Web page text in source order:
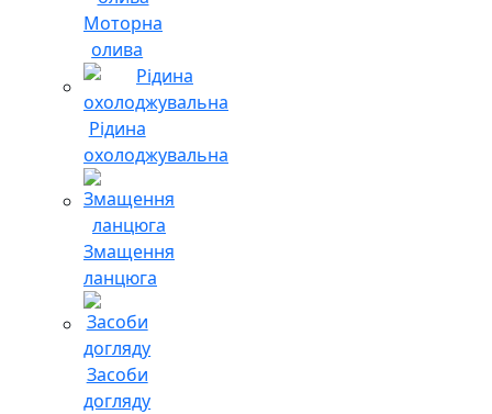
Моторна
олива
Рідина
охолоджувальна
Змащення
ланцюга
Засоби
догляду